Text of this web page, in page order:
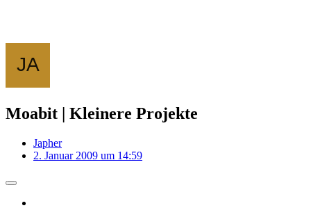
Moabit | Kleinere Projekte
Japher
2. Januar 2009 um 14:59